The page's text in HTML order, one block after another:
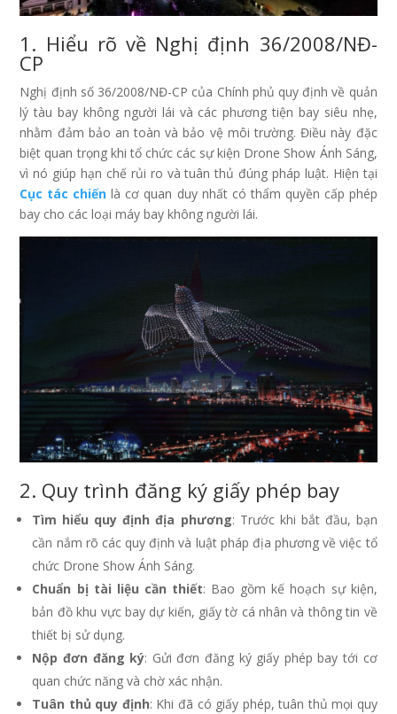
1. Hiểu rõ về Nghị định 36/2008/NĐ-
CP
Nghị định số 36/2008/NĐ-CP của Chính phủ quy định về quản
lý tàu bay không người lái và các phương tiện bay siêu nhẹ,
nhằm đảm bảo an toàn và bảo vệ môi trường. Điều này đặc
biệt quan trọng khi tổ chức các sự kiện Drone Show Ánh Sáng,
vì nó giúp hạn chế rủi ro và tuân thủ đúng pháp luật. Hiện tại
Cục tác chiến là cơ quan duy nhất có thẩm quyền cấp phép
bay cho các loại máy bay không người lái.
2. Quy trình đăng ký giấy phép bay
Tìm hiểu quy định địa phương: Trước khi bắt đầu, bạn
cần nắm rõ các quy định và luật pháp địa phương về việc tổ
chức Drone Show Ánh Sáng.
Chuẩn bị tài liệu cần thiết: Bao gồm kế hoạch sự kiện,
bản đồ khu vực bay dự kiến, giấy tờ cá nhân và thông tin về
thiết bị sử dụng.
Nộp đơn đăng ký: Gửi đơn đăng ký giấy phép bay tới cơ
quan chức năng và chờ xác nhận.
Tuân thủ quy định: Khi đã có giấy phép, tuân thủ mọi quy